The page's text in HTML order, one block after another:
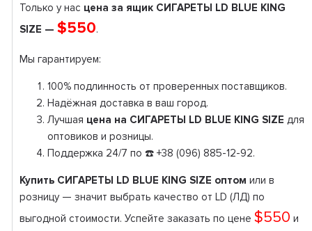
Только у нас цена за ящик СИГАРЕТЫ LD BLUE KING
SIZE — $550.
Мы гарантируем:
100% подлинность от проверенных поставщиков.
Надёжная доставка в ваш город.
Лучшая цена на СИГАРЕТЫ LD BLUE KING SIZE для
оптовиков и розницы.
Поддержка 24/7 по ☎️ +38 (096) 885-12-92.
Купить СИГАРЕТЫ LD BLUE KING SIZE оптом или в
розницу — значит выбрать качество от LD (ЛД) по
выгодной стоимости. Успейте заказать по цене $550 и